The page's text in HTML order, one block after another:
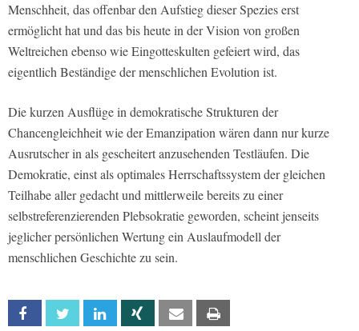
Menschheit, das offenbar den Aufstieg dieser Spezies erst
ermöglicht hat und das bis heute in der Vision von großen
Weltreichen ebenso wie Eingotteskulten gefeiert wird, das
eigentlich Beständige der menschlichen Evolution ist.
Die kurzen Ausflüge in demokratische Strukturen der
Chancengleichheit wie der Emanzipation wären dann nur kurze
Ausrutscher in als gescheitert anzusehenden Testläufen. Die
Demokratie, einst als optimales Herrschaftssystem der gleichen
Teilhabe aller gedacht und mittlerweile bereits zu einer
selbstreferenzierenden Plebsokratie geworden, scheint jenseits
jeglicher persönlichen Wertung ein Auslaufmodell der
menschlichen Geschichte zu sein.
Facebook Twitter Linkedin Xing Email